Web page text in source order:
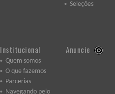
Seleções
Institucional
Quem somos
O que fazemos
Parcerias
Navegando pelo
Anuncie